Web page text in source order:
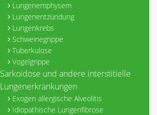
Lungenemphysem
Lungenentzündung
Lungenkrebs
Schweinegrippe
Tuberkulose
Vogelgrippe
Sarkoidose und andere interstitielle
Lungenerkrankungen
Exogen allergische Alveolitis
Idiopathische Lungenfibrose